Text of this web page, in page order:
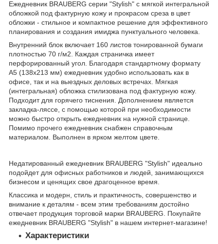
Ежедневник BRAUBERG серии "Stylish" с мягкой интегральной
обложкой под фактурную кожу и прокрасом среза в цвет
обложки - стильное и компактное решение для эффективного
планирования и создания имиджа пунктуального человека.
Внутренний блок включает 160 листов тонированной бумаги
плотностью 70 г/м2. Каждая страничка имеет
перфорированный угол. Благодаря стандартному формату
А5 (138х213 мм) ежедневник удобно использовать как в
офисе, так и на выездных деловых встречах. Мягкая
(интегральная) обложка стилизована под фактурную кожу.
Подходит для горячего тиснения. Дополнением является
закладка-ляссе, с помощью которой при необходимости
можно быстро открыть ежедневник на нужной странице.
Помимо прочего ежедневник снабжен справочным
материалом. Выполнен в ярком желтом цвете.
Недатированный ежедневник BRAUBERG "Stylish" идеально
подойдет для офисных работников и людей, занимающихся
бизнесом и ценящих свое драгоценное время.
Классика и модерн, стиль и практичность, совершенство и
внимание к деталям - всем этим требованиям достойно
отвечает продукция торговой марки BRAUBERG. Покупайте
ежедневник BRAUBERG "Stylish" в нашем интернет-магазине!
Характеристики